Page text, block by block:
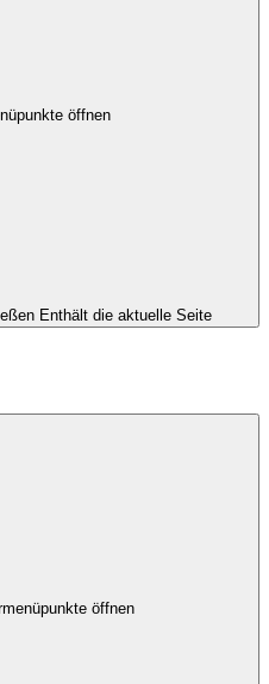
öffnen
Enthält die aktuelle Seite
öffnen